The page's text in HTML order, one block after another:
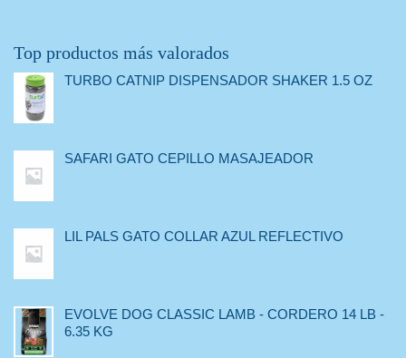
Top productos más valorados
TURBO CATNIP DISPENSADOR SHAKER 1.5 OZ
SAFARI GATO CEPILLO MASAJEADOR
LIL PALS GATO COLLAR AZUL REFLECTIVO
EVOLVE DOG CLASSIC LAMB - CORDERO 14 LB -
6.35 KG